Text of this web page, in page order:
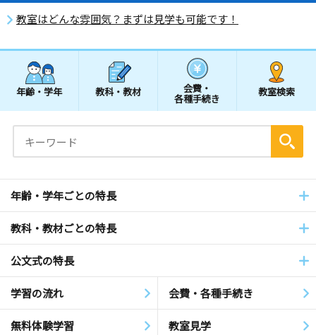
教室はどんな雰囲気？まずは見学も可能です！
年齢・学年 教科・教材 会費・
各種手続き
教室検索
年齢・学年ごとの特長
教科・教材ごとの特長
公文式の特長
学習の流れ 会費・各種手続き
無料体験学習 教室見学